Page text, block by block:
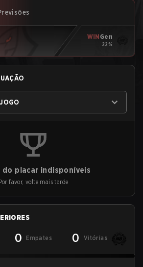
WIN Gen
22%
do placar indisponíveis
favor, volte mais tarde
0 Empates 0 Vitórias